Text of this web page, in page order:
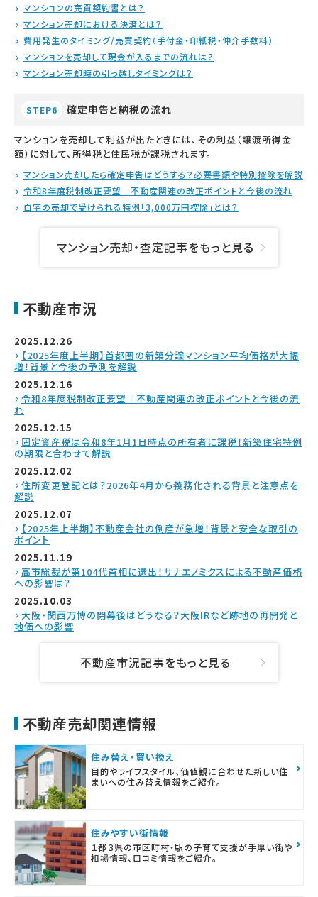
マンションの売買契約書とは？
マンション売却における決済とは？
費用発生のタイミング/売買契約（手付金・印紙税・仲介手数料）
マンションを売却して現金が入るまでの流れは？
マンション売却時の引っ越しタイミングは？
STEP6 確定申告と納税の流れ
マンションを売却して利益が出たときには、その利益（譲渡所得金
額）に対して、所得税と住民税が課税されます。
マンション売却したら確定申告はどうする？必要書類や特別控除を解説
令和8年度税制改正要望｜不動産関連の改正ポイントと今後の流れ
自宅の売却で受けられる特例「3,000万円控除」とは？
マンション売却・査定記事をもっと見る
不動産市況
2025.12.26
【2025年度上半期】首都圏の新築分譲マンション平均価格が大幅
増！背景と今後の予測を解説
2025.12.16
令和8年度税制改正要望｜不動産関連の改正ポイントと今後の流
れ
2025.12.15
固定資産税は令和8年1月1日時点の所有者に課税！新築住宅特例
の期限と合わせて解説
2025.12.02
住所変更登記とは？2026年4月から義務化される背景と注意点を
解説
2025.12.07
【2025年上半期】不動産会社の倒産が急増！背景と安全な取引の
ポイント
2025.11.19
高市総裁が第104代首相に選出！サナエノミクスによる不動産価格
への影響は？
2025.10.03
大阪・関西万博の閉幕後はどうなる？大阪IRなど跡地の再開発と
地価への影響
不動産市況記事をもっと見る
不動産売却関連情報
住み替え・買い換え
目的やライフスタイル、価値観に合わせた新しい住
まいへの住み替え情報をご紹介。
住みやすい街情報
１都３県の市区町村・駅の子育て支援が手厚い街や
相場情報、口コミ情報をご紹介。